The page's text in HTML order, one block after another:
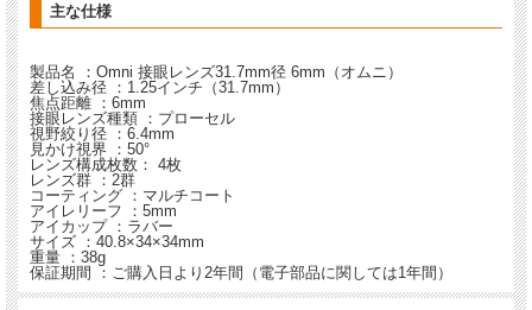
主な仕様
製品名 ：Omni 接眼レンズ31.7mm径 6mm（オムニ）
差し込み径 ：1.25インチ（31.7mm）
焦点距離 ：6mm
接眼レンズ種類 ：プローセル
視野絞り径 ：6.4mm
見かけ視界 ：50°
レンズ構成枚数： 4枚
レンズ群 ：2群
コーティング ：マルチコート
アイレリーフ ：5mm
アイカップ ：ラバー
サイズ ：40.8×34×34mm
重量 ：38g
保証期間 ：ご購入日より2年間（電子部品に関しては1年間）